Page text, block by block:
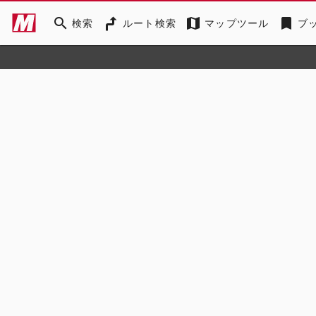
search 検索 ルート検索 map マップツール bookmark ブ